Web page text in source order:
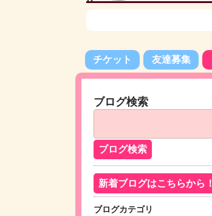
チケット 友達募集
ブログ検索
新着ブログはこちらから！
ブログカテゴリ